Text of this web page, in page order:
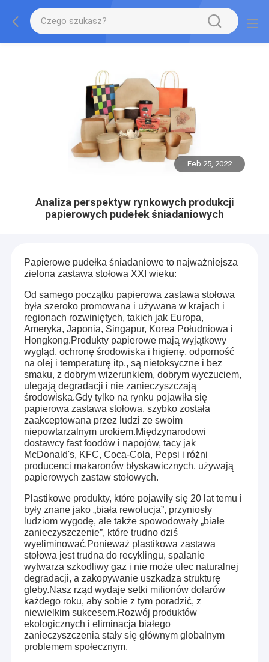
Feb 25, 2022
Analiza perspektyw rynkowych produkcji
papierowych pudełek śniadaniowych
Papierowe pudełka śniadaniowe to najważniejsza
zielona zastawa stołowa XXI wieku:
Od samego początku papierowa zastawa stołowa
była szeroko promowana i używana w krajach i
regionach rozwiniętych, takich jak Europa,
Ameryka, Japonia, Singapur, Korea Południowa i
Hongkong.Produkty papierowe mają wyjątkowy
wygląd, ochronę środowiska i higienę, odporność
na olej i temperaturę itp., są nietoksyczne i bez
smaku, z dobrym wizerunkiem, dobrym wyczuciem,
ulegają degradacji i nie zanieczyszczają
środowiska.Gdy tylko na rynku pojawiła się
papierowa zastawa stołowa, szybko została
zaakceptowana przez ludzi ze swoim
niepowtarzalnym urokiem.Międzynarodowi
dostawcy fast foodów i napojów, tacy jak
McDonald's, KFC, Coca-Cola, Pepsi i różni
producenci makaronów błyskawicznych, używają
papierowych zastaw stołowych.
Plastikowe produkty, które pojawiły się 20 lat temu i
były znane jako „biała rewolucja”, przyniosły
ludziom wygodę, ale także spowodowały „białe
zanieczyszczenie”, które trudno dziś
wyeliminować.Ponieważ plastikowa zastawa
stołowa jest trudna do recyklingu, spalanie
wytwarza szkodliwy gaz i nie może ulec naturalnej
degradacji, a zakopywanie uszkadza strukturę
gleby.Nasz rząd wydaje setki milionów dolarów
każdego roku, aby sobie z tym poradzić, z
niewielkim sukcesem.Rozwój produktów
ekologicznych i eliminacja białego
zanieczyszczenia stały się głównym globalnym
problemem społecznym.